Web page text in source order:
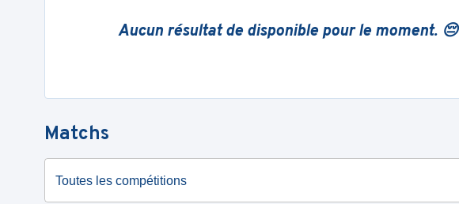
Aucun résultat de disponible pour le moment. 😔
Matchs
Toutes les compétitions